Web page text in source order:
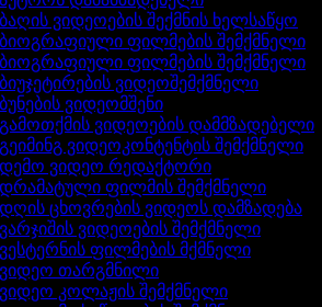
ვიდეოების შექმნის ხელსაწყო
ფილმების შემქმნელი
ფილმების შემქმნელი
ვიდეოშემქმნელი
ვიდეომშენი
ვიდეოების დამმზადებელი
ვიდეოკონტენტის შემქმნელი
ვიდეო რედაქტორი
ფილმის შემქმნელი
ცხოვრების ვიდეოს დამზადება
ვიდეოების შემქმნელი
ფილმების მქმნელი
თარგმნილი
კოლაჟის შემქმნელი